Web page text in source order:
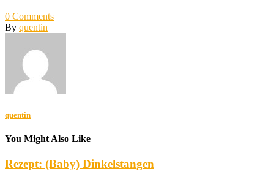
0 Comments
By quentin
quentin
You Might Also Like
Rezept: (Baby) Dinkelstangen